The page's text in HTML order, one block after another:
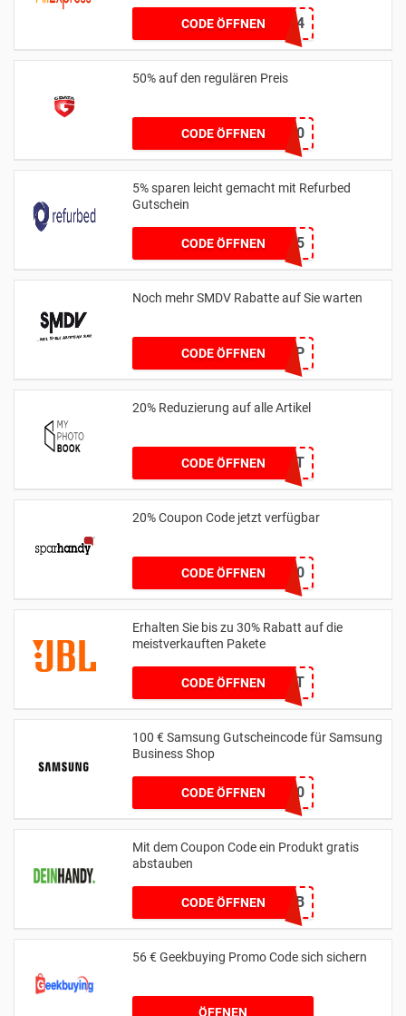
CODE ÖFFNEN
6SAMMLER24
50% auf den regulären Preis
CODE ÖFFNENDRESS50
5% sparen leicht gemacht mit Refurbed
Gutschein
CODE ÖFFNENLAPTOP5
Noch mehr SMDV Rabatte auf Sie warten
CODE ÖFFNENRHFAZLP
20% Reduzierung auf alle Artikel
CODE ÖFFNEN
20_WALLART
20% Coupon Code jetzt verfügbar
CODE ÖFFNENWEEKEND20
Erhalten Sie bis zu 30% Rabatt auf die
meistverkauften Pakete
CODE ÖFFNEN
KEIN CODE BENÖTIGT
100 € Samsung Gutscheincode für Samsung
Business Shop
CODE ÖFFNEN
WELCOME100
Mit dem Coupon Code ein Produkt gratis
abstauben
CODE ÖFFNEN03E0B41B
56 € Geekbuying Promo Code sich sichern
ÖFFNEN